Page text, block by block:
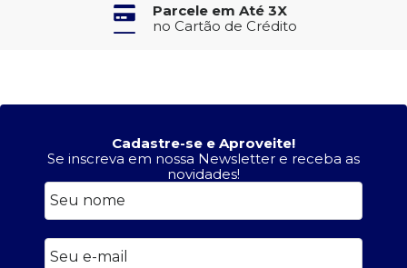
Parcele em Até 3X
no Cartão de Crédito
Cadastre-se e Aproveite!
Se inscreva em nossa Newsletter e receba as
novidades!